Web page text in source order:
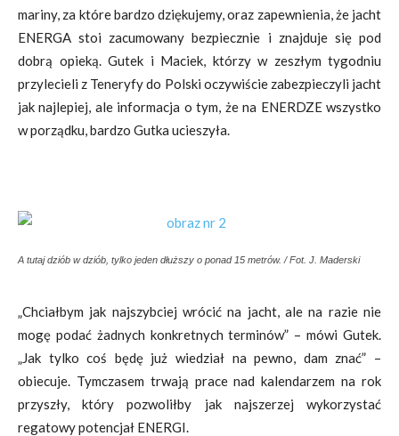
mariny, za które bardzo dziękujemy, oraz zapewnienia, że jacht
ENERGA stoi zacumowany bezpiecznie i znajduje się pod
dobrą opieką. Gutek i Maciek, którzy w zeszłym tygodniu
przylecieli z Teneryfy do Polski oczywiście zabezpieczyli jacht
jak najlepiej, ale informacja o tym, że na ENERDZE wszystko
w porządku, bardzo Gutka ucieszyła.
A tutaj dziób w dziób, tylko jeden dłuższy o ponad 15 metrów. / Fot. J. Maderski
„Chciałbym jak najszybciej wrócić na jacht, ale na razie nie
mogę podać żadnych konkretnych terminów” – mówi Gutek.
„Jak tylko coś będę już wiedział na pewno, dam znać” –
obiecuje. Tymczasem trwają prace nad kalendarzem na rok
przyszły, który pozwoliłby jak najszerzej wykorzystać
regatowy potencjał ENERGI.